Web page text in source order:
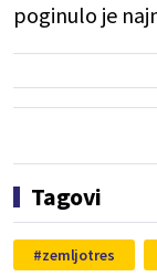
poginulo je
Tagovi
zemljotres